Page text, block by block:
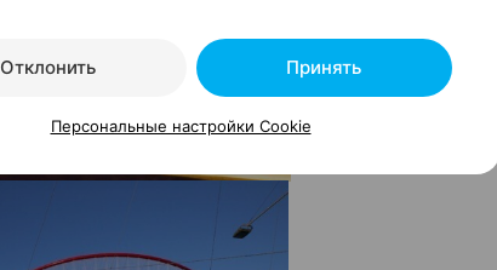
Отклонить Принять
Персональные настройки Cookie